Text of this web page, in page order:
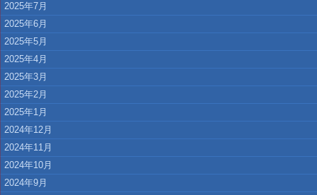
2025年7月
2025年6月
2025年5月
2025年4月
2025年3月
2025年2月
2025年1月
2024年12月
2024年11月
2024年10月
2024年9月